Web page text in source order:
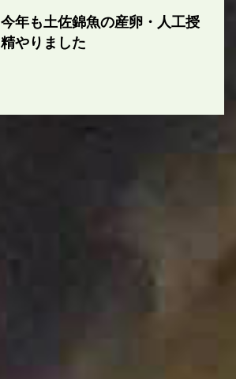
今年も土佐錦魚の産卵・人工授
精やりました